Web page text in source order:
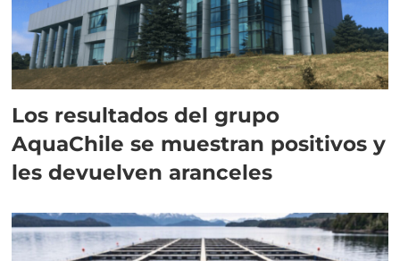
Los resultados del grupo
AquaChile se muestran positivos y
les devuelven aranceles